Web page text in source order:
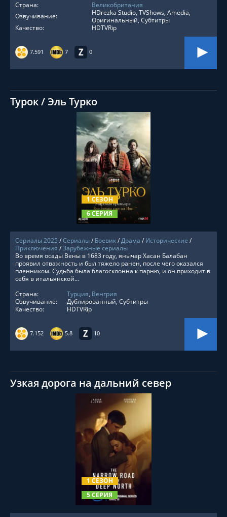
7.591 7 0
Страна:
Великобритания
Озвучивание:
HDrezka Studio, TVShows, Amedia,
Оригинальный, Субтитры
Качество:
HDTVRip
Турок / Эль Турко
1 СЕЗОН
6 СЕРИЯ
СМОТРЕТЬ ОНЛАЙН
Сериалы 2025 /Сериалы/ Боевик/Драма / Исторические /
Приключения /Зарубежные сериалы
7.152 5.8 10
Во время осады Вены в 1683 году, янычар Хасан Балабан
проявил отважность и был тяжело ранен, после чего оказался
пленником. Судьба была благосклонна к парню, и он приходит в
себя в итальянской...
Страна:
Турция, Венгрия
Озвучивание:
Дублированный, Субтитры
Качество:
HDTVRip
Узкая дорога на дальний север
1 СЕЗОН
5 СЕРИЯ
СМОТРЕТЬ ОНЛАЙН